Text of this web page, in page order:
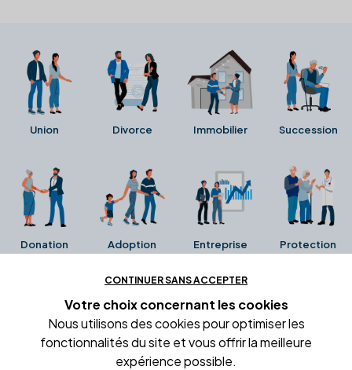
Union Divorce Immobilier Succession
Donation Adoption Entreprise Protection
Ces avis proviennent directement de la fiche Google
Business de l'office notarial. Ils n'ont ni été collectés ni
été vérifiés par Alexia.fr.
CONTINUER SANS ACCEPTER
Votre choix concernant les cookies
Nous utilisons des cookies pour optimiser les
fonctionnalités du site et vous offrir la meilleure
expérience possible.